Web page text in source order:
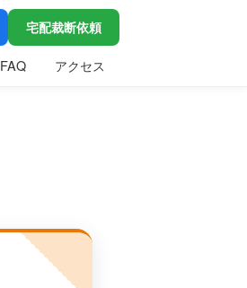
宅配裁断依頼
FAQ アクセス